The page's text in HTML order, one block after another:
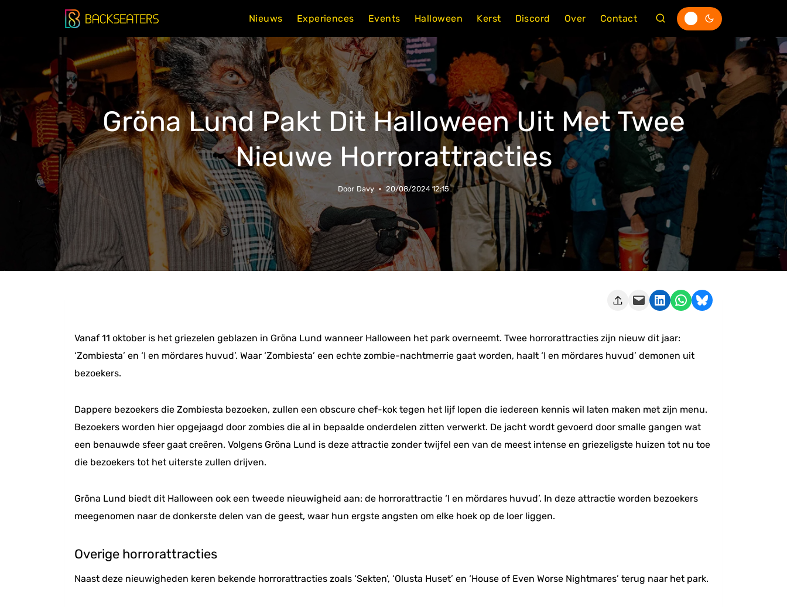
Nieuws Experiences Events Halloween Kerst Discord Over Contact
Gröna Lund Pakt Dit Halloween Uit Met Twee
Nieuwe Horrorattracties
Door Davy 20/08/2024 12:15
Deze pagina e-mailen Delen op LinkedIn Delen via WhatsApp Share on Bluesky
Vanaf 11 oktober is het griezelen geblazen in Gröna Lund wanneer Halloween het park overneemt. Twee horrorattracties zijn nieuw dit jaar:
‘Zombiesta’ en ‘I en mördares huvud’. Waar ‘Zombiesta’ een echte zombie-nachtmerrie gaat worden, haalt ‘I en mördares huvud’ demonen uit
bezoekers.
Dappere bezoekers die Zombiesta bezoeken, zullen een obscure chef-kok tegen het lijf lopen die iedereen kennis wil laten maken met zijn menu.
Bezoekers worden hier opgejaagd door zombies die al in bepaalde onderdelen zitten verwerkt. De jacht wordt gevoerd door smalle gangen wat
een benauwde sfeer gaat creëren. Volgens Gröna Lund is deze attractie zonder twijfel een van de meest intense en griezeligste huizen tot nu toe
die bezoekers tot het uiterste zullen drijven.
Gröna Lund biedt dit Halloween ook een tweede nieuwigheid aan: de horrorattractie ‘I en mördares huvud’. In deze attractie worden bezoekers
meegenomen naar de donkerste delen van de geest, waar hun ergste angsten om elke hoek op de loer liggen.
Overige horrorattracties
Naast deze nieuwigheden keren bekende horrorattracties zoals ‘Sekten’, ‘Olusta Huset’ en ‘House of Even Worse Nightmares’ terug naar het park.